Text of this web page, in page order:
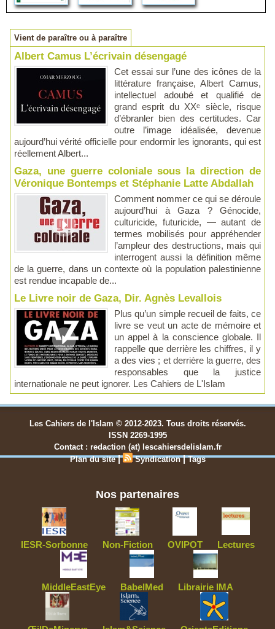
Vient de paraître ou à paraître
Albert Camus L’écrivain désengagé
Cet essai sur l’une des icônes de la
littérature française, Albert Camus,
intellectuel adoubé et qualifié de
grand esprit du XXᵉ siècle, risque
d’ébranler bien des certitudes. Car
outre l’image idéalisée, devenue
aujourd’hui vérité officielle pour endormir les ignorants, qui est
réellement Albert...
Gaza, une guerre coloniale sous la direction de
Véronique Bontemps et Stéphanie Latte Abdallah
Comment nommer ce qui se déroule
aujourd’hui à Gaza ? Génocide,
culturicide, futuricide, — autant de
termes mobilisés pour appréhender
l’ampleur des destructions, mais qui
interrogent aussi la définition même
de la guerre, dans un contexte où la population palestinienne
est rendue incapable de...
Le Livre noir de Gaza, Dir. Agnès Levallois
Plus qu’un simple recueil de faits, ce
livre se veut un acte de mémoire et
un appel à la conscience globale. Il
rappelle que derrière les chiffres, il y
a des vies ; et derrière la guerre, des
responsables que la justice
internationale ne peut ignorer. Les Cahiers de L'Islam
Les Cahiers de l'Islam © 2012-2023. Tous droits réservés.
ISSN 2269-1995
Contact : redaction (at) lescahiersdelislam.fr
Plan du site | Syndication |Tags
Nos partenaires
IESR-Sorbonne Non-Fiction OVIPOT Lectures
MiddleEastEye BabelMed Librairie IMA